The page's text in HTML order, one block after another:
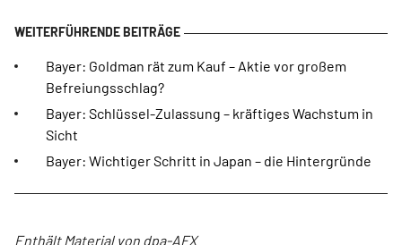
Bayer: Goldman rät zum Kauf – Aktie vor großem
Befreiungsschlag?
Bayer: Schlüssel-Zulassung – kräftiges Wachstum in
Sicht
Bayer: Wichtiger Schritt in Japan – die Hintergründe
Enthält Material von dpa-AFX